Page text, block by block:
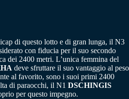
di questo lotto e di gran lunga, il N3
con fiducia per il suo secondo
dei 2400 metri. L’unica femmina del
deve sfruttare il suo vantaggio al peso
al favorito, sono i suoi primi 2400
di paraocchi, il N1 DSCHINGIS
per questo impegno.